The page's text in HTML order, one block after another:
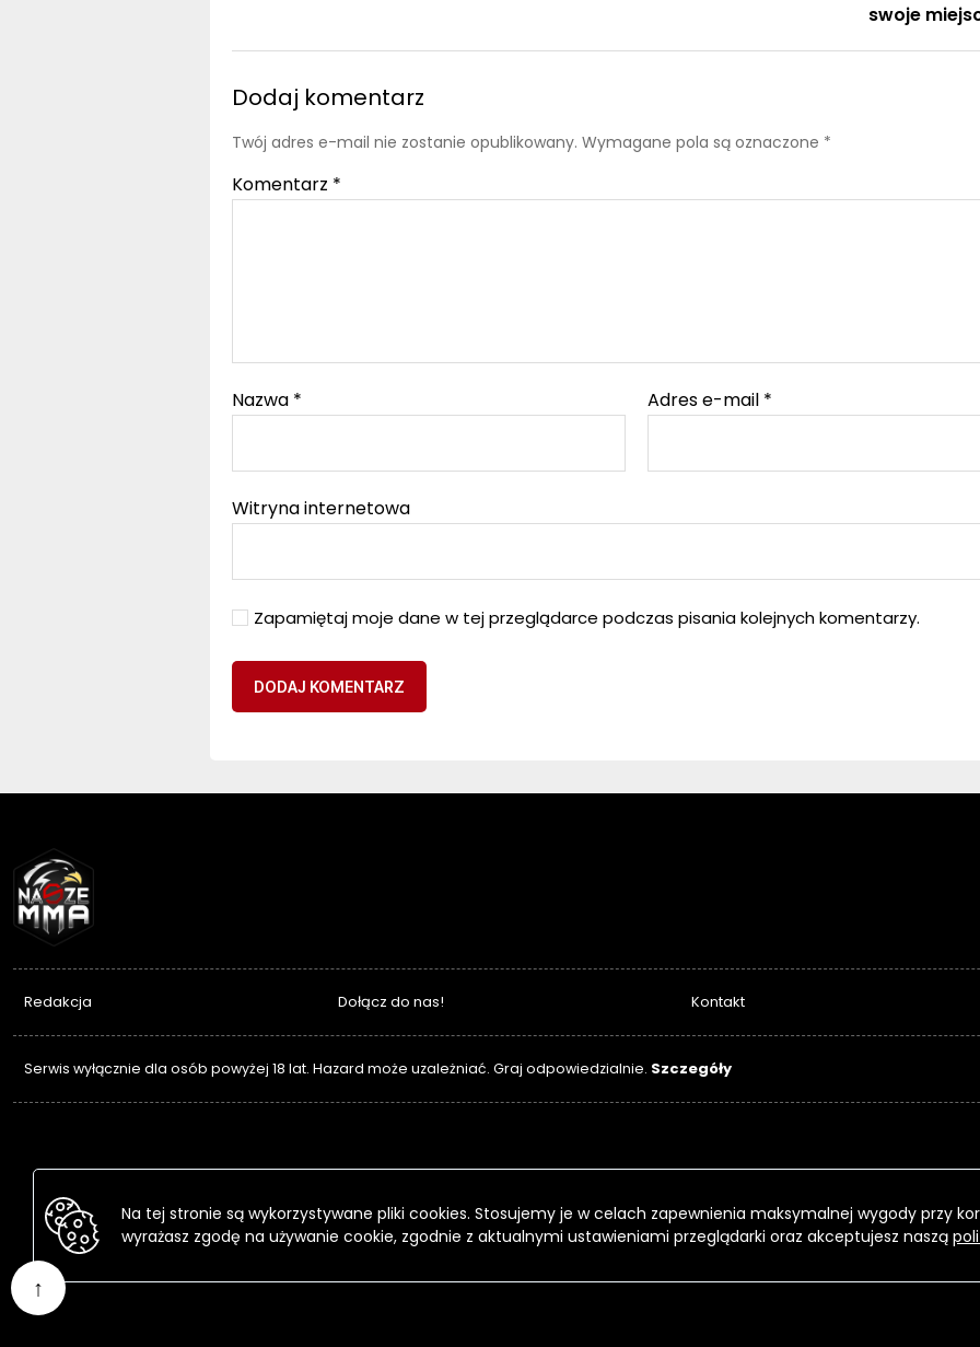
Przejdź
do
treści
swoje
Dodaj komentarz
Twój adres e-mail nie zostanie opublikowany. Wymagane pola są oznaczone *
Komentarz *
Nazwa * Adres e-mail *
Witryna internetowa
Zapamiętaj moje dane w tej przeglądarce podczas pisania kolejnych komentarzy.
↑
Redakcja Dołącz do nas! Kontakt
Serwis wyłącznie dla osób powyżej 18 lat. Hazard może uzależniać. Graj odpowiedzialnie. Szczegóły
Na tej stronie są wykorzystywane pliki cookies. Stosujemy je w celach zapewnienia maksymalnej wygody przy
wyrażasz zgodę na używanie cookie, zgodnie z aktualnymi ustawieniami przeglądarki oraz akceptujesz naszą